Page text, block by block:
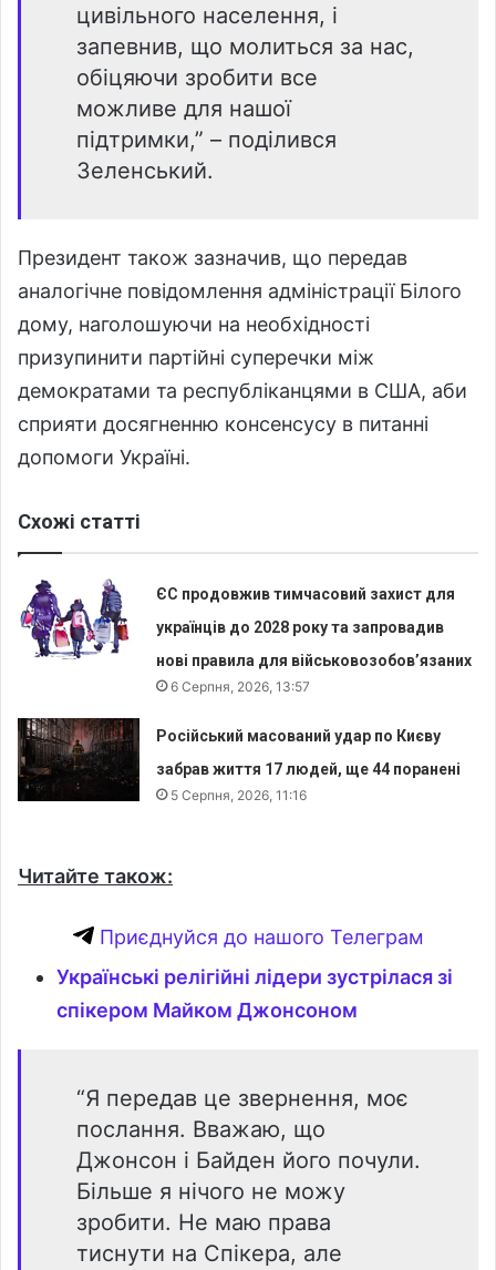
цивільного населення, і
запевнив, що молиться за нас,
обіцяючи зробити все
можливе для нашої
підтримки,” – поділився
Зеленський.
Президент також зазначив, що передав
аналогічне повідомлення адміністрації Білого
дому, наголошуючи на необхідності
призупинити партійні суперечки між
демократами та республіканцями в США, аби
сприяти досягненню консенсусу в питанні
допомоги Україні.
Схожі статті
ЄС продовжив тимчасовий захист для
українців до 2028 року та запровадив
нові правила для військовозобов’язаних
6 Серпня, 2026, 13:57
Російський масований удар по Києву
забрав життя 17 людей, ще 44 поранені
5 Серпня, 2026, 11:16
Читайте також:
Приєднуйся до нашого Телеграм
Українські релігійні лідери зустрілася зі
спікером Майком Джонсоном
“Я передав це звернення, моє
послання. Вважаю, що
Джонсон і Байден його почули.
Більше я нічого не можу
зробити. Не маю права
тиснути на Спікера, але